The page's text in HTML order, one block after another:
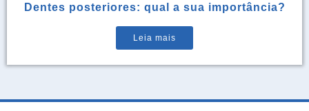
Dentes posteriores: qual a sua importância?
Leia mais